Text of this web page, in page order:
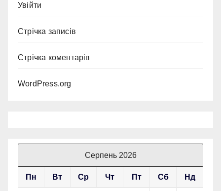
Увійти
Стрічка записів
Стрічка коментарів
WordPress.org
Серпень 2026
Пн Вт Ср Чт Пт Сб Нд